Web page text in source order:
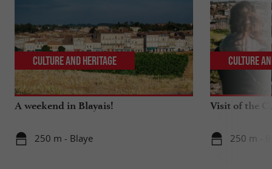
A weekend in Blayais!
250 m - Blaye
Culture and Heritage
Visit of the
250 m -
Culture